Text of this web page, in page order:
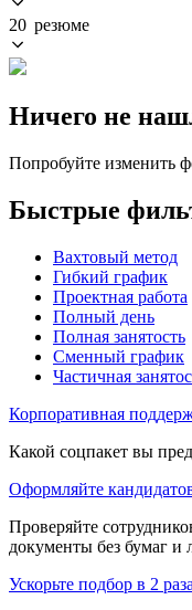
20 резюме
Ничего не
Попробуйте изменить
Быстрые
Вахтовый метод
Гибкий график
Проектная работа
Полный день
Полная занятость
Сменный график
Частичная
Корпоративная
Какой соцпакет вы
Оформляйте
Проверяйте
документы без бумаг и
Ускорьте подбор в 2